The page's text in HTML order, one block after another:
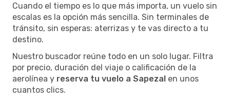
Cuando el tiempo es lo que más importa, un vuelo sin
escalas es la opción más sencilla. Sin terminales de
tránsito, sin esperas: aterrizas y te vas directo a tu
destino.
Nuestro buscador reúne todo en un solo lugar. Filtra
por precio, duración del viaje o calificación de la
aerolínea y reserva tu vuelo a Sapezal en unos
cuantos clics.